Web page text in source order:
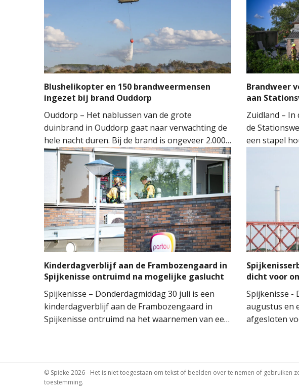
Blushelikopter en 150 brandweermensen
ingezet bij brand Ouddorp
Ouddorp – Het nablussen van de grote
duinbrand in Ouddorp gaat naar verwachting de
hele nacht duren. Bij de brand is ongeveer 2.000
vierkante meter natuur verloren gegaan. De
brand ontstond rond 14.00 uur, waarna de
brandweer groots opschaalde. Tientallen
brandweervoertuigen en ongeveer 150
brandweermensen werden ingezet om het vuur
onder controle te krijgen.
Brandweer
aan
Zuidland – In
de
een stapel
snelle inzet
voorkomen
Kinderdagverblijf aan de Frambozengaard in
Spijkenisse ontruimd na mogelijke gaslucht
Spijkenisse – Donderdagmiddag 30 juli is een
kinderdagverblijf aan de Frambozengaard in
Spijkenisse ontruimd na het waarnemen van een
dicht voor
Spijkenisse -
augustus en
afgesloten
van
© Spieke 2026 - Het is niet toegestaan om tekst of beelden over te nemen of gebruiken
toestemming.